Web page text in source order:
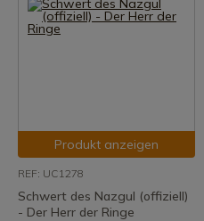
Produkt anzeigen
REF: UC1278
Schwert des Nazgul (offiziell)
- Der Herr der Ringe